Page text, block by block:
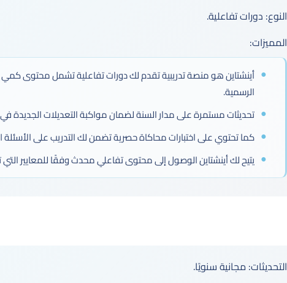
النوع: دورات تفاعلية.
المميزات:
أينشتاين هو منصة تدريبية تقدم لك دورات تفاعلية تشمل محتوى
الرسمية.
تحديثات مستمرة على مدار السنة لضمان مواكبة التعديلات الجديدة في
كما تحتوي على اختبارات محاكاة حصرية تضمن لك التدريب على الأسئلة
يتيح لك أينشتاين الوصول إلى محتوى تفاعلي محدث وفقًا للمعايير
التحديثات: مجانية سنويًا.